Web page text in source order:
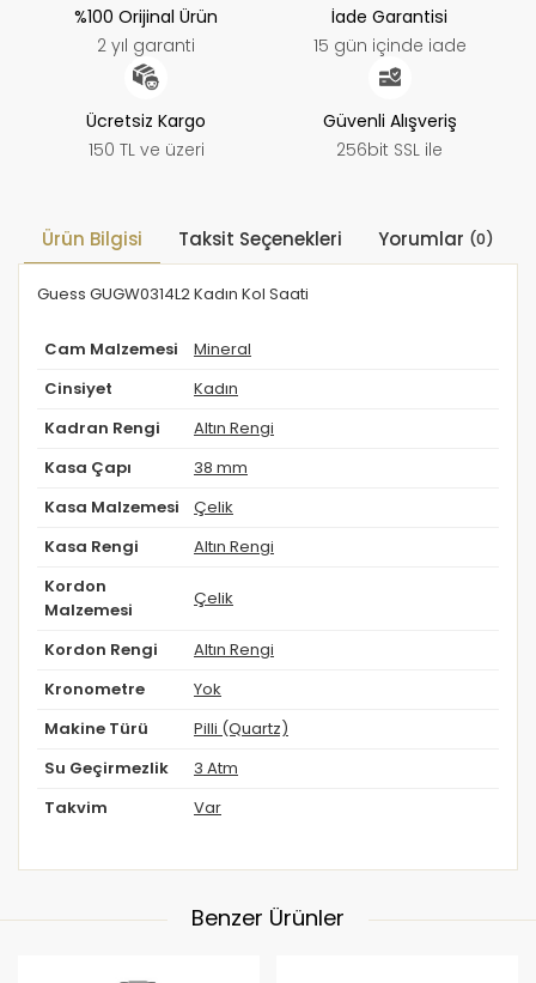
%100 Orijinal Ürün
2 yıl garanti
İade Garantisi
15 gün içinde iade
Ücretsiz Kargo
150 TL ve üzeri
Güvenli Alışveriş
256bit SSL ile
Ürün Bilgisi Taksit Seçenekleri Yorumlar (0)
Guess GUGW0314L2 Kadın Kol Saati
Cam Malzemesi Mineral
Cinsiyet Kadın
Kadran Rengi Altın Rengi
Kasa Çapı 38 mm
Kasa Malzemesi Çelik
Kasa Rengi Altın Rengi
Kordon
Malzemesi
Çelik
Kordon Rengi Altın Rengi
Kronometre Yok
Makine Türü Pilli (Quartz)
Su Geçirmezlik 3 Atm
Takvim Var
Benzer Ürünler